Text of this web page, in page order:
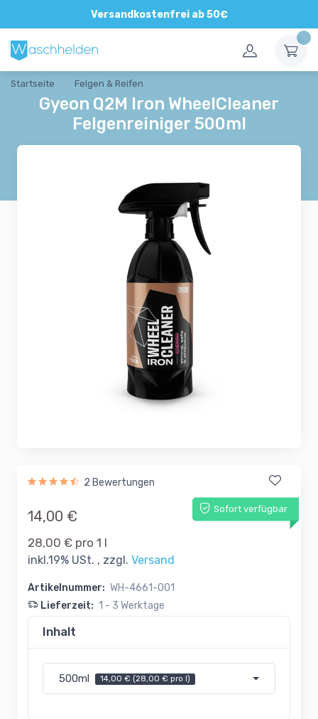
Versandkostenfrei ab 50€
Startseite Felgen & Reifen
Gyeon Q2M Iron WheelCleaner
Felgenreiniger 500ml
2 Bewertungen
Sofort verfügbar
14,00 €
28,00 € pro 1 l
inkl.19% USt. , zzgl. Versand
Artikelnummer: WH-4661-001
Lieferzeit: 1 - 3 Werktage
Inhalt
500ml 14,00 € (28,00 € pro l)